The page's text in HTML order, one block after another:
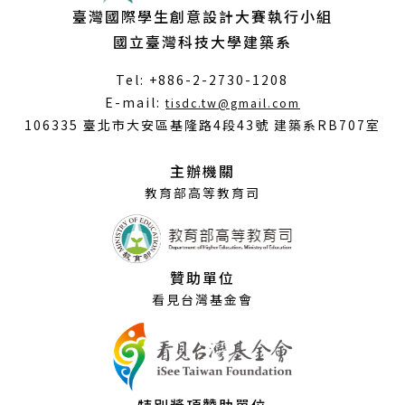
臺灣國際學生創意設計大賽執行小組
國立臺灣科技大學建築系
Tel: +886-2-2730-1208
E-mail:tisdc.tw@gmail.com
開
106335 臺北市大安區基隆路4段43號 建築系RB707室
主辦機關
教育部高等教育司
贊助單位
看見台灣基金會